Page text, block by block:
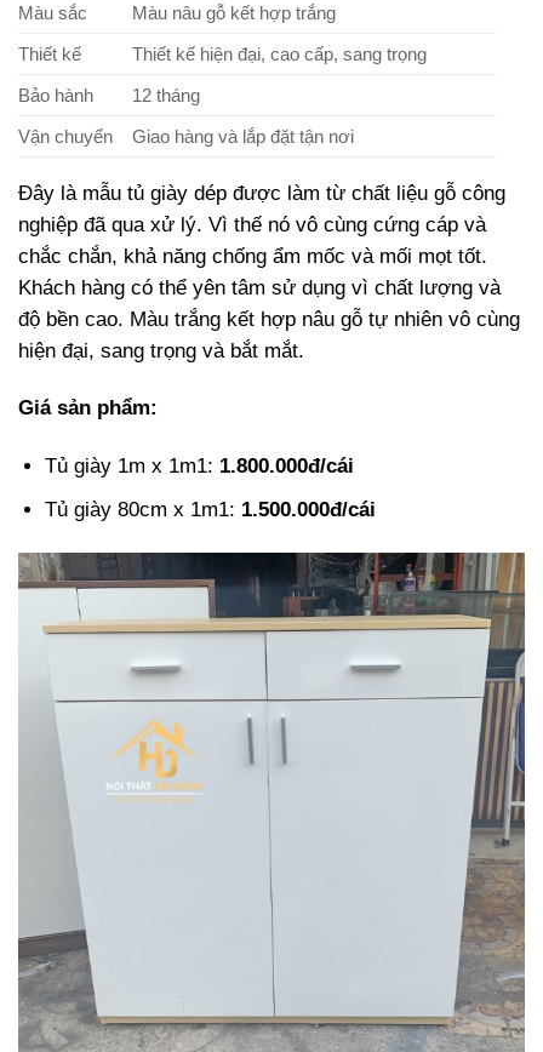
Màu sắc
Màu nâu gỗ kết hợp trắng
Thiết kế
Thiết kế hiện đại, cao cấp, sang trọng
Bảo hành
12 tháng
Vận chuyển
Giao hàng và lắp đặt tận nơi
Đây là mẫu tủ giày dép được làm từ chất liệu gỗ công
nghiệp đã qua xử lý. Vì thế nó vô cùng cứng cáp và
chắc chắn, khả năng chống ẩm mốc và mối mọt tốt.
Khách hàng có thể yên tâm sử dụng vì chất lượng và
độ bền cao. Màu trắng kết hợp nâu gỗ tự nhiên vô cùng
hiện đại, sang trọng và bắt mắt.
Giá sản phẩm:
Tủ giày 1m x 1m1: 1.800.000đ/cái
Tủ giày 80cm x 1m1: 1.500.000đ/cái